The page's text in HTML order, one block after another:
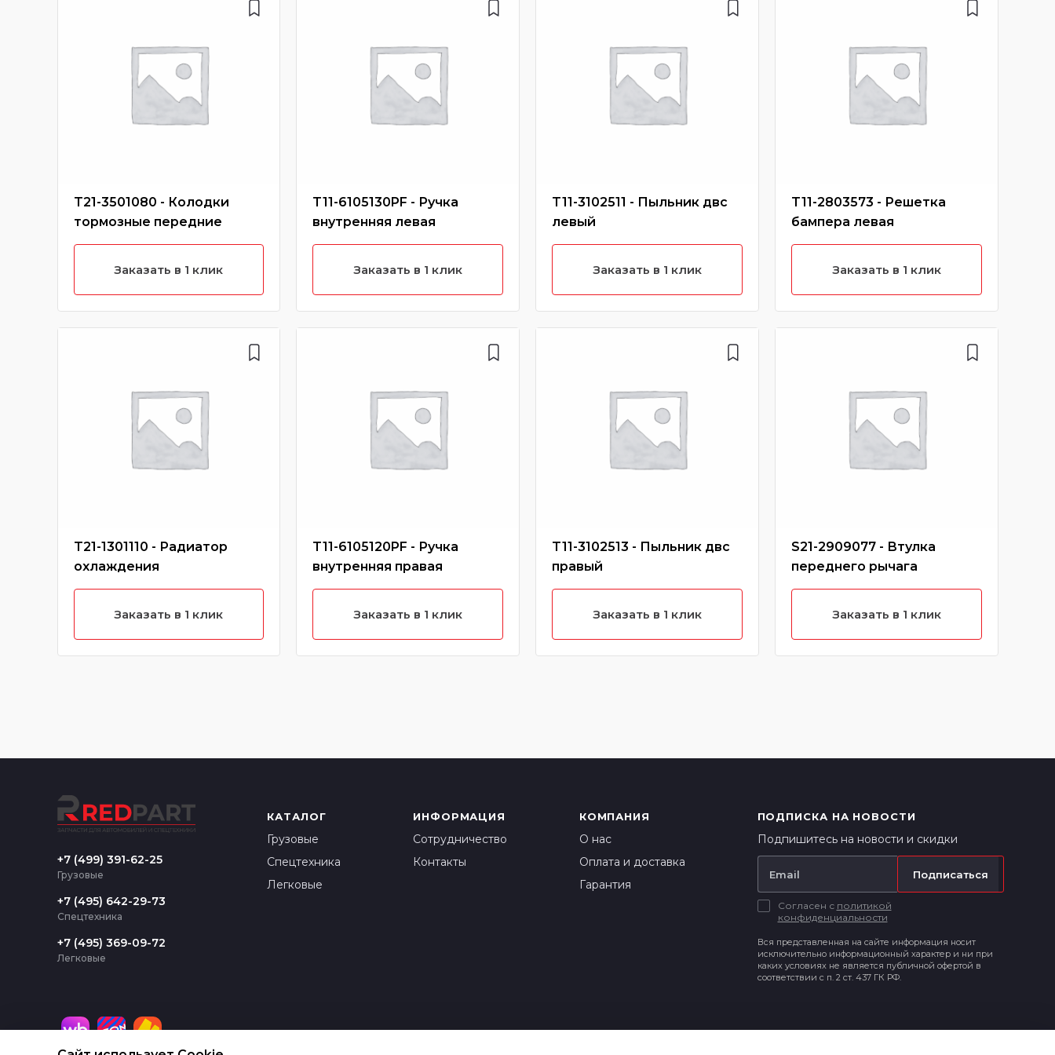
T21-3501080 - Колодки
тормозные передние
Заказать в 1 клик
T21-1301110 - Радиатор
охлаждения
Заказать в 1 клик
T11-6105130PF - Ручка
внутренняя левая
Заказать в 1 клик
T11-6105120PF - Ручка
внутренняя правая
Заказать в 1 клик
T11-3102511 - Пыльник двс
левый
Заказать в 1 клик
T11-3102513 - Пыльник двс
правый
Заказать в 1 клик
T11-2803573 - Решетка
бампера левая
Заказать в 1 клик
S21-2909077 - Втулка
переднего рычага
Заказать в 1 клик
+7 (499) 391-62-25
Грузовые
+7 (495) 642-29-73
Спецтехника
+7 (495) 369-09-72
Легковые
КАТАЛОГ
Грузовые
Спецтехника
Легковые
ИНФОРМАЦИЯ
Сотрудничество
Контакты
КОМПАНИЯ
О нас
Оплата и доставка
Гарантия
ПОДПИСКА НА НОВОСТИ
Подпишитесь на новости и скидки
Подписаться
Согласен с политикой
конфиденциальности
Вся представленная на сайте информация носит
исключительно информационный характер и ни при
каких условиях не является публичной офертой в
соответствии с п. 2 ст. 437 ГК РФ.